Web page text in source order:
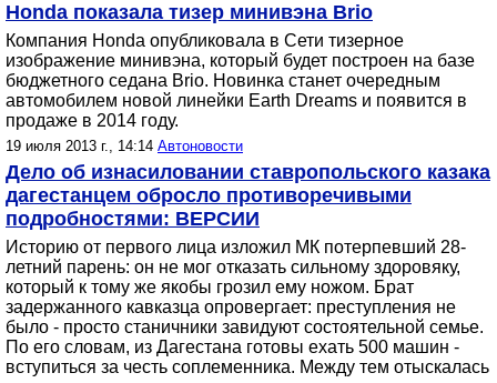
Honda показала тизер минивэна Brio
Компания Honda опубликовала в Сети тизерное
изображение минивэна, который будет построен на базе
бюджетного седана Brio. Новинка станет очередным
автомобилем новой линейки Earth Dreams и появится в
продаже в 2014 году.
19 июля 2013 г., 14:14 Автоновости
Дело об изнасиловании ставропольского казака
дагестанцем обросло противоречивыми
подробностями: ВЕРСИИ
Историю от первого лица изложил МК потерпевший 28-
летний парень: он не мог отказать сильному здоровяку,
который к тому же якобы грозил ему ножом. Брат
задержанного кавказца опровергает: преступления не
было - просто станичники завидуют состоятельной семье.
По его словам, из Дагестана готовы ехать 500 машин -
вступиться за честь соплеменника. Между тем отыскалась